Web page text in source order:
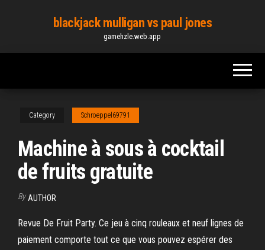
content
blackjack mulligan vs paul jones
gamehzle.web.app
Category Schroeppel69791
Machine à sous à cocktail
de fruits gratuite
By AUTHOR
Revue De Fruit Party. Ce jeu à cinq rouleaux et neuf lignes de
paiement comporte tout ce que vous pouvez espérer des